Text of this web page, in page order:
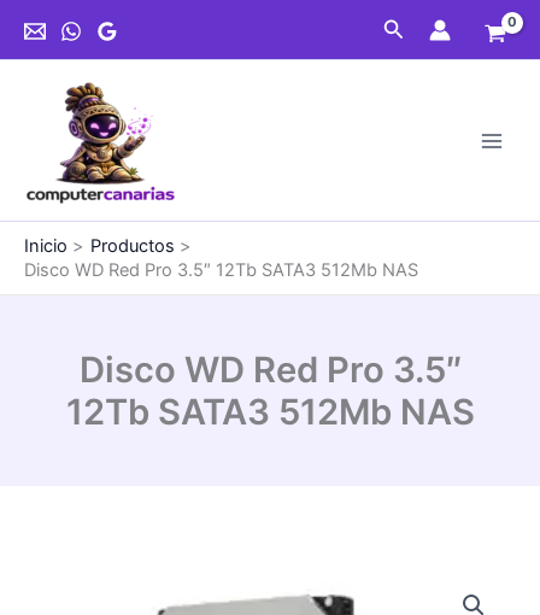
Buscar
Inicio
Productos
Disco WD Red Pro 3.5″ 12Tb SATA3 512Mb NAS
Disco WD Red Pro 3.5″
12Tb SATA3 512Mb NAS
Pro
3.5"
SATA3
512Mb
cantidad